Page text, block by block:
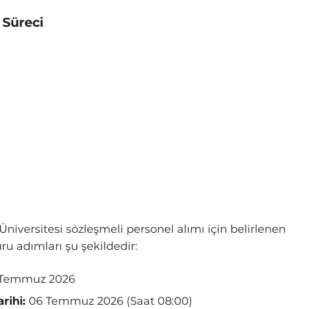
Üniversitesi sözleşmeli personel alımı için belirlenen
adımları şu şekildedir:
2026
06 Temmuz 2026 (Saat 08:00)